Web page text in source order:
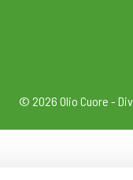
© 2026 Olio Cuore - Div.